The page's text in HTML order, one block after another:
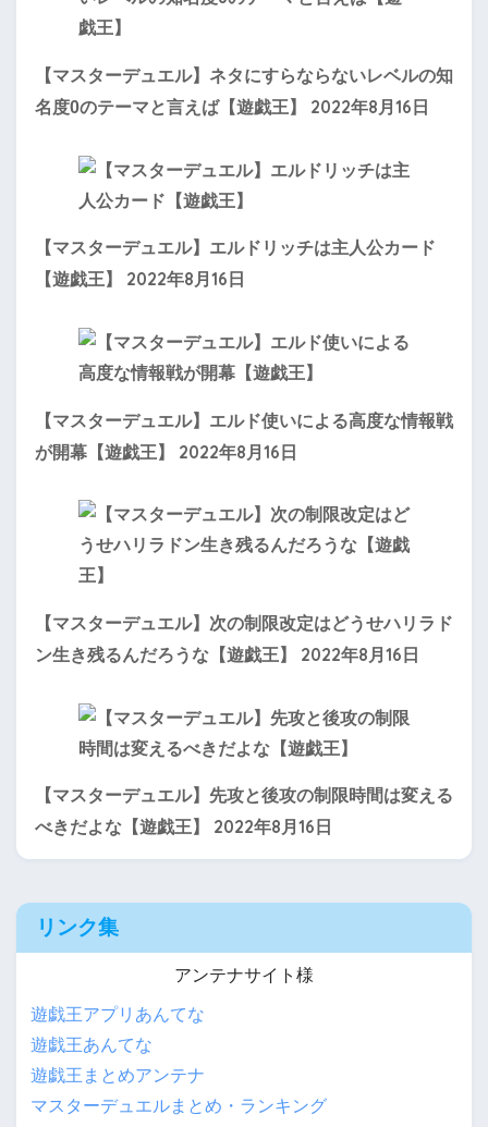
【マスターデュエル】ネタにすらならないレベルの知
名度0のテーマと言えば【遊戯王】 2022年8月16日
【マスターデュエル】エルドリッチは主人公カード
【遊戯王】 2022年8月16日
【マスターデュエル】エルド使いによる高度な情報戦
が開幕【遊戯王】 2022年8月16日
【マスターデュエル】次の制限改定はどうせハリラド
ン生き残るんだろうな【遊戯王】 2022年8月16日
【マスターデュエル】先攻と後攻の制限時間は変える
べきだよな【遊戯王】 2022年8月16日
リンク集
アンテナサイト様
遊戯王アプリあんてな
遊戯王あんてな
遊戯王まとめアンテナ
マスターデュエルまとめ・ランキング